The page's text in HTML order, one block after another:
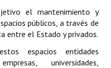
el mantenimiento y
públicos, a través de
entre el Estado y privados.
espacios entidades
universidades,